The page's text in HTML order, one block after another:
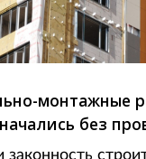
монтажные
без